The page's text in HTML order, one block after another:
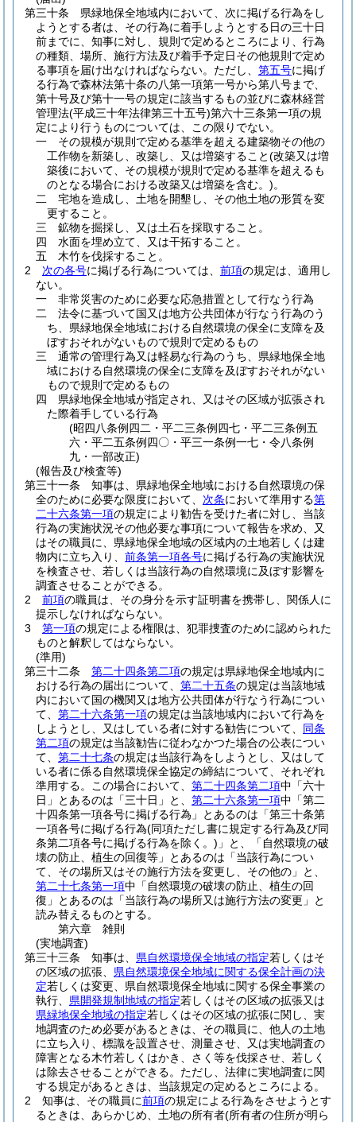
第三十条
県緑地保全地域内において、次に掲げる行為をし
ようとする者は、その行為に着手しようとする日の三十日
前までに、知事に対し、規則で定めるところにより、行為
の種類、場所、施行方法及び着手予定日その他規則で定め
る事項を届け出なければならない。 ただし、 第五号に掲げ
る行為で森林法第十条の八第一項第一号から第八号まで、
第十号及び第十一号の規定に該当するもの並びに森林経営
管理法(平成三十年法律第三十五号)第六十三条第一項の規
定により行うものについては、この限りでない。
一
その規模が規則で定める基準を超える建築物その他の
工作物を新築し、改築し、又は増築すること(改築又は増
築後において、その規模が規則で定める基準を超えるも
のとなる場合における改築又は増築を含む。)。
二
宅地を造成し、土地を開墾し、その他土地の形質を変
更すること。
三
鉱物を掘採し、又は土石を採取すること。
四
水面を埋め立て、又は干拓すること。
五
木竹を伐採すること。
2
次の各号に掲げる行為については、 前項の規定は、適用し
ない。
一
非常災害のために必要な応急措置として行なう行為
二
法令に基づいて国又は地方公共団体が行なう行為のう
ち、県緑地保全地域における自然環境の保全に支障を及
ぼすおそれがないもので規則で定めるもの
三
通常の管理行為又は軽易な行為のうち、県緑地保全地
域における自然環境の保全に支障を及ぼすおそれがない
もので規則で定めるもの
四
県緑地保全地域が指定され、又はその区域が拡張され
た際着手している行為
(昭四八条例四二・平二三条例四七・平二三条例五
六・平二五条例四〇・平三一条例一七・令八条例
九・一部改正)
(報告及び検査等)
第三十一条
知事は、県緑地保全地域における自然環境の保
全のために必要な限度において、 次条において準用する第
二十六条第一項の規定により勧告を受けた者に対し、当該
行為の実施状況その他必要な事項について報告を求め、又
はその職員に、県緑地保全地域の区域内の土地若しくは建
物内に立ち入り、 前条第一項各号に掲げる行為の実施状況
を検査させ、若しくは当該行為の自然環境に及ぼす影響を
調査させることができる。
2
前項の職員は、その身分を示す証明書を携帯し、関係人に
提示しなければならない。
3
第一項の規定による権限は、犯罪捜査のために認められた
ものと解釈してはならない。
(準用)
第三十二条
第二十四条第二項の規定は県緑地保全地域内に
おける行為の届出について、 第二十五条の規定は当該地域
内において国の機関又は地方公共団体が行なう行為につい
て、 第二十六条第一項の規定は当該地域内において行為を
しようとし、又はしている者に対する勧告について、 同条
第二項の規定は当該勧告に従わなかつた場合の公表につい
て、 第二十七条の規定は当該行為をしようとし、又はして
いる者に係る自然環境保全協定の締結について、それぞれ
準用する。
この場合において、 第二十四条第二項中「六十
日」とあるのは「三十日」と、 第二十六条第一項中「第二
十四条第一項各号に掲げる行為」とあるのは「第三十条第
一項各号に掲げる行為(同項ただし書に規定する行為及び同
条第二項各号に掲げる行為を除く。) 」と、「自然環境の破
壊の防止、植生の回復等」とあるのは「当該行為につい
て、その場所又はその施行方法を変更し、その他の」と、
第二十七条第一項中「自然環境の破壊の防止、植生の回
復」とあるのは「当該行為の場所又は施行方法の変更」と
読み替えるものとする。
第六章
雑則
(実地調査)
第三十三条
知事は、 県自然環境保全地域の指定若しくはそ
の区域の拡張、 県自然環境保全地域に関する保全計画の決
定若しくは変更、県自然環境保全地域に関する保全事業の
執行、 県開発規制地域の指定若しくはその区域の拡張又は
県緑地保全地域の指定若しくはその区域の拡張に関し、実
地調査のため必要があるときは、その職員に、他人の土地
に立ち入り、標識を設置させ、測量させ、又は実地調査の
障害となる木竹若しくはかき、さく等を伐採させ、若しく
は除去させることができる。 ただし、法律に実地調査に関
する規定があるときは、当該規定の定めるところによる。
2
知事は、その職員に前項の規定による行為をさせようとす
るときは、あらかじめ、土地の所有者(所有者の住所が明ら